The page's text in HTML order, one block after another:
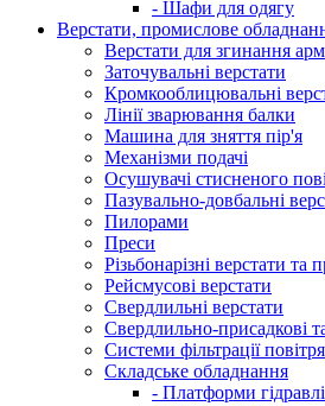
- Шафи для одягу
Верстати, промислове
Верстати для згинання
Заточувальні верстати
Кромкооблицювальні
Лінії зварювання балки
Машина для зняття пір'я
Механізми подачі
Осушувачі стисненого
Пазувально-довбальні
Пилорами
Преси
Різьбонарізні верстати та
Рейсмусові верстати
Свердлильні верстати
Свердлильно-присадкові
Системи фільтрації повітря
Складське обладнання
- Платформи